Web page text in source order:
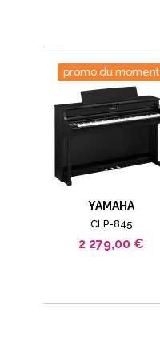
promo du moment
YAMAHA
CLP-845
2 279,00 €